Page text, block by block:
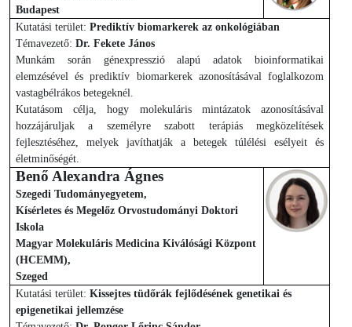
Budapest
Kutatási terület: Prediktív biomarkerek az onkológiában
Témavezető: Dr. Fekete János
Munkám során génexpresszió alapú adatok bioinformatikai
elemzésével és prediktív biomarkerek azonosításával foglalkozom
vastagbélrákos betegeknél.
Kutatásom célja, hogy molekuláris mintázatok azonosításával
hozzájáruljak a személyre szabott terápiás megközelítések
fejlesztéséhez, melyek javíthatják a betegek túlélési esélyeit és
életminőségét.
Benő Alexandra Ágnes
Szegedi Tudományegyetem,
Kísérletes és Megelőz Orvostudományi Doktori
Iskola
Magyar Molekuláris Medicina Kiválósági Központ
(HCEMM),
Szeged
Kutatási terület: Kissejtes tüdőrák fejlődésének genetikai és
epigenetikai jellemzése